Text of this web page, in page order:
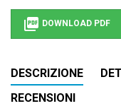
 DOWNLOAD PDF
DESCRIZIONE
RECENSIONI